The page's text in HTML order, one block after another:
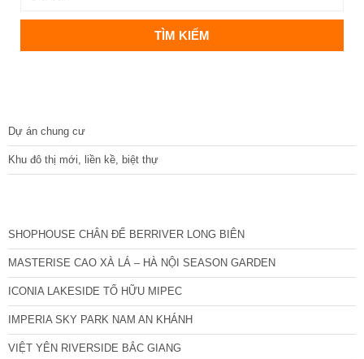
Dự án chung cư
Khu đô thị mới, liền kề, biệt thự
SHOPHOUSE CHÂN ĐẾ BERRIVER LONG BIÊN
MASTERISE CAO XÀ LÁ – HÀ NỘI SEASON GARDEN
ICONIA LAKESIDE TỐ HỮU MIPEC
IMPERIA SKY PARK NAM AN KHÁNH
VIỆT YÊN RIVERSIDE BẮC GIANG